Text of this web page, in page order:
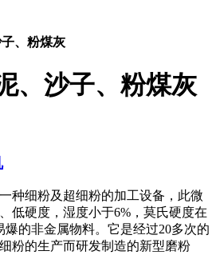
、粉煤灰
、沙子、粉煤灰
种细粉及超细粉的加工设备，此微
低硬度，湿度小于6%，莫氏硬度在
爆的非金属物料。它是经过20多次的
粉的生产而研发制造的新型磨粉